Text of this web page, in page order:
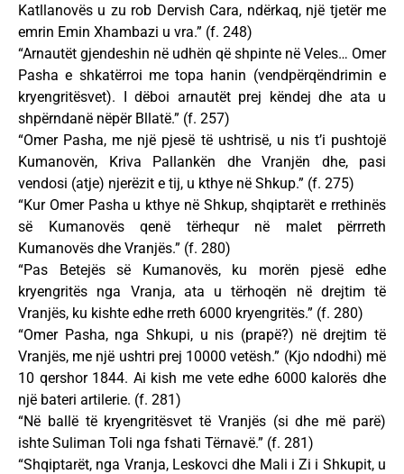
Katllanovës u zu rob Dervish Cara, ndërkaq, një tjetër me
emrin Emin Xhambazi u vra.” (f. 248)
“Arnautët gjendeshin në udhën që shpinte në Veles… Omer
Pasha e shkatërroi me topa hanin (vendpërqëndrimin e
kryengritësvet). I dëboi arnautët prej këndej dhe ata u
shpërndanë nëpër Bllatë.” (f. 257)
“Omer Pasha, me një pjesë të ushtrisë, u nis t’i pushtojë
Kumanovën, Kriva Pallankën dhe Vranjën dhe, pasi
vendosi (atje) njerëzit e tij, u kthye në Shkup.” (f. 275)
“Kur Omer Pasha u kthye në Shkup, shqiptarët e rrethinës
së Kumanovës qenë tërhequr në malet përrreth
Kumanovës dhe Vranjës.” (f. 280)
“Pas Betejës së Kumanovës, ku morën pjesë edhe
kryengritës nga Vranja, ata u tërhoqën në drejtim të
Vranjës, ku kishte edhe rreth 6000 kryengritës.” (f. 280)
“Omer Pasha, nga Shkupi, u nis (prapë?) në drejtim të
Vranjës, me një ushtri prej 10000 vetësh.” (Kjo ndodhi) më
10 qershor 1844. Ai kish me vete edhe 6000 kalorës dhe
një bateri artilerie. (f. 281)
“Në ballë të kryengritësvet të Vranjës (si dhe më parë)
ishte Suliman Toli nga fshati Tërnavë.” (f. 281)
“Shqiptarët, nga Vranja, Leskovci dhe Mali i Zi i Shkupit, u